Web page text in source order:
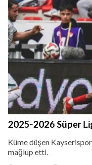
2025-2026 Süper
Küme düşen
mağlup etti.